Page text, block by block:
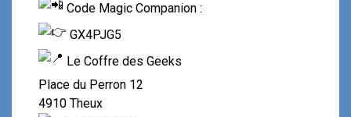
Code Magic Companion :
GX4PJG5
Le Coffre des Geeks
Place du Perron 12
4910 Theux